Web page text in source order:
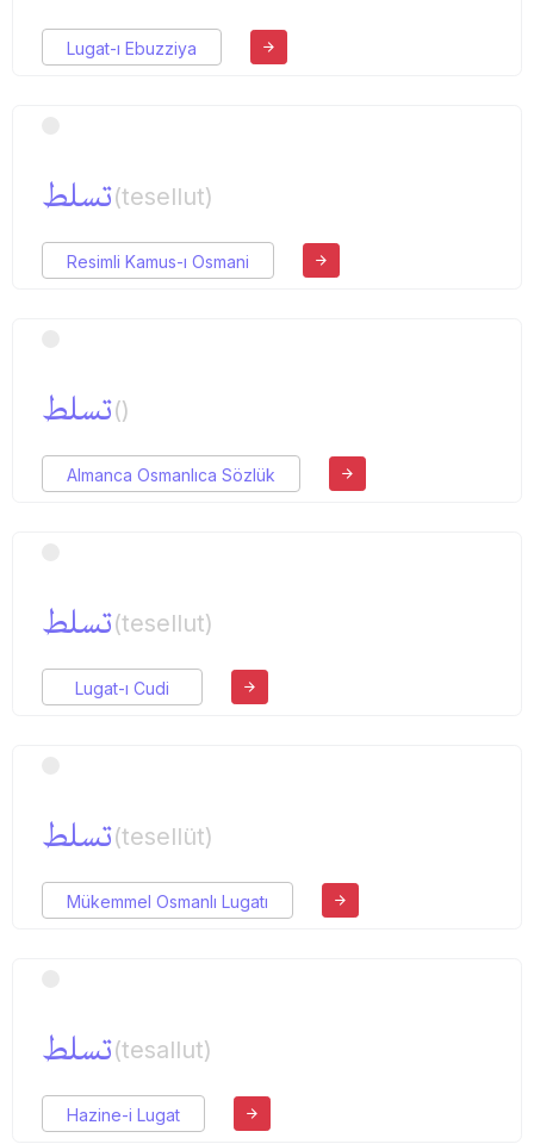
Lugat-ı Ebuzziya
تسلط(tesellut)
Resimli Kamus-ı Osmani
تسلط()
Almanca Osmanlıca Sözlük
تسلط(tesellut)
Lugat-ı Cudi
تسلط(tesellüt)
Mükemmel Osmanlı Lugatı
تسلط(tesallut)
Hazine-i Lugat